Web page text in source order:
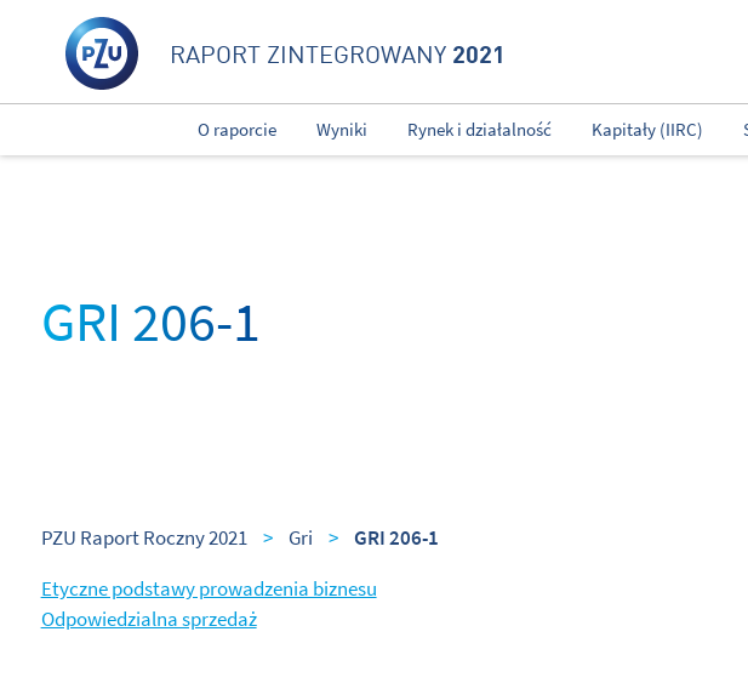
RAPORT ZINTEGROWANY 2021
O raporcie Wyniki Rynek i działalność Kapitały (IIRC)
GRI 206-1
PZU Raport Roczny 2021 > Gri > GRI 206-1
Etyczne podstawy prowadzenia biznesu
Odpowiedzialna sprzedaż